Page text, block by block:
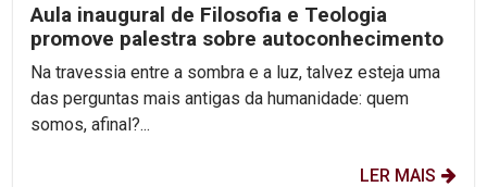
Aula inaugural de Filosofia e Teologia
promove palestra sobre autoconhecimento
Na travessia entre a sombra e a luz, talvez esteja uma
das perguntas mais antigas da humanidade: quem
somos, afinal?...
LER MAIS